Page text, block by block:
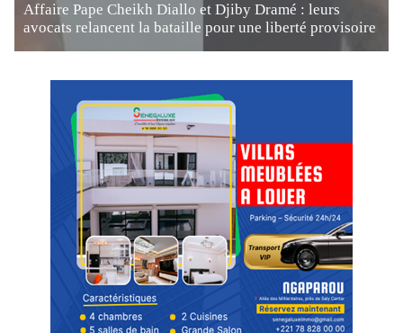
Affaire Pape Cheikh Diallo et Djiby Dramé : leurs
avocats relancent la bataille pour une liberté provisoire